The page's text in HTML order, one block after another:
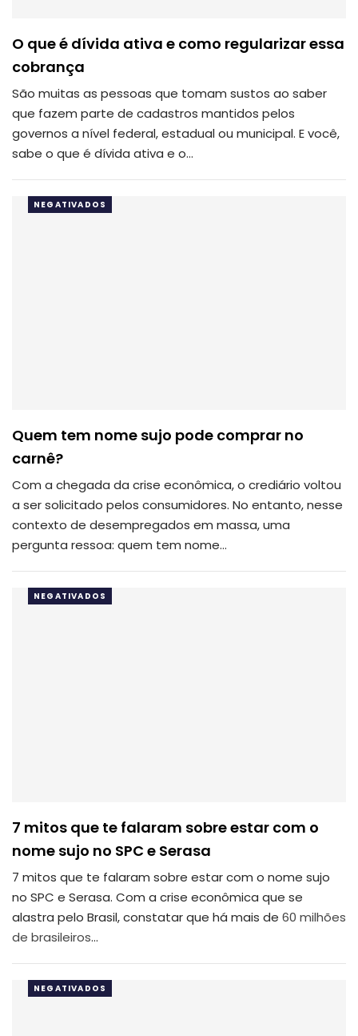
O que é dívida ativa e como regularizar essa
cobrança
São muitas as pessoas que tomam sustos ao saber
que fazem parte de cadastros mantidos pelos
governos a nível federal, estadual ou municipal. E você,
sabe o que é dívida ativa e o…
NEGATIVADOS
Quem tem nome sujo pode comprar no
carnê?
Com a chegada da crise econômica, o crediário voltou
a ser solicitado pelos consumidores. No entanto, nesse
contexto de desempregados em massa, uma
pergunta ressoa: quem tem nome…
NEGATIVADOS
7 mitos que te falaram sobre estar com o
nome sujo no SPC e Serasa
7 mitos que te falaram sobre estar com o nome sujo
no SPC e Serasa. Com a crise econômica que se
alastra pelo Brasil, constatar que há mais de 60 milhões
de brasileiros…
NEGATIVADOS